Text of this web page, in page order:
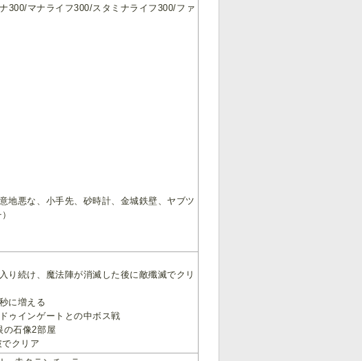
300/マナライフ300/スタミナライフ300/ファ
地悪な、小手先、砂時計、金城鉄壁、ヤブツ
り続け、魔法陣が消滅した後に敵殲滅でクリ
に増える
ゥインゲートとの中ボス戦
の石像2部屋
クリア